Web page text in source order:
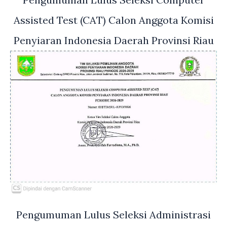
Assisted Test (CAT) Calon Anggota Komisi
Penyiaran Indonesia Daerah Provinsi Riau
Pengumuman Lulus Seleksi Administrasi